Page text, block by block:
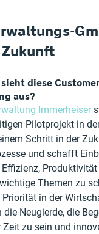
diese
aus?
Immerheiser
Pilotprojekt in
Schritt in der
und schafft
Effizienz,
Themen zu
Priorität in der
die Neugierde, die
Zeit zu sein und